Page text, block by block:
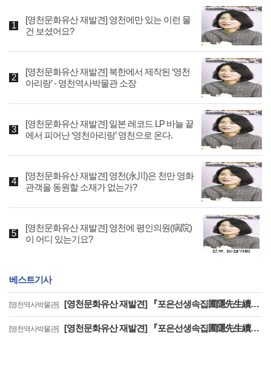
[영천문화유산 재발견] 영천에만 있는 이런 물
건 보셨어요?
[영천문화유산 재발견] 북한에서 제작된 ‘영천
아리랑’ - 영천역사박물관 소장
[영천문화유산 재발견] 일본 레코드 LP 바늘 끝
에서 피어난 ‘영천아리랑’ 영천으로 온다.
[영천문화유산 재발견] 영천(永川)은 천만 영화
관객을 동원할 소재가 없는가?
[영천문화유산 재발견] 영천에 평인의원(病院)
이 어디 있는기요?
베스트기사
[영천역사박물관] [영천문화유산 재발견] 『포은선생속집圃隱先生續集』은 우리나라에 왜 2책 밖에 없을까?
[영천역사박물관] [영천문화유산 재발견] 『포은선생속집圃隱先生續集』은 우리나라에 왜 2책 밖에 없을까? (2)